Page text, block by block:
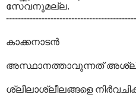
സേവനുമല്ല.
കാക്കനാടന്‍‍
അസ്ഥാനത്താവുന്നത്
ശ്ലീലാശ്ലീലങ്ങളെ